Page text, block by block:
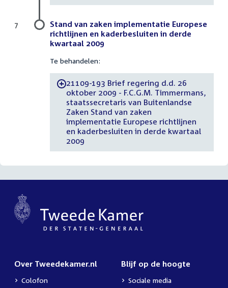
Stand van zaken implementatie Europese
richtlijnen en kaderbesluiten in derde
kwartaal 2009
Te behandelen:
-21109-193 Brief regering d.d. 26
oktober 2009 - F.C.G.M. Timmermans,
staatssecretaris van Buitenlandse
Zaken Stand van zaken
implementatie Europese richtlijnen
en kaderbesluiten in derde kwartaal
2009
7
Over Tweedekamer.nl
Colofon
Blijf op de hoogte
Sociale media